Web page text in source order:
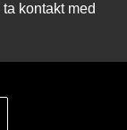
kontakt med